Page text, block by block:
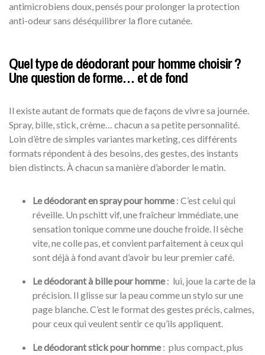
antimicrobiens doux, pensés pour prolonger la protection
anti-odeur sans déséquilibrer la flore cutanée.
Quel type de déodorant pour homme choisir ?
Une question de forme… et de fond
Il existe autant de formats que de façons de vivre sa journée.
Spray, bille, stick, crème… chacun a sa petite personnalité.
Loin d’être de simples variantes marketing, ces différents
formats répondent à des besoins, des gestes, des instants
bien distincts. À chacun sa manière d’aborder le matin.
Le déodorant en spray pour homme: C’est celui qui
réveille. Un pschitt vif, une fraîcheur immédiate, une
sensation tonique comme une douche froide. Il sèche
vite, ne colle pas, et convient parfaitement à ceux qui
sont déjà à fond avant d’avoir bu leur premier café.
Ledéodorant à bille pour homme: lui, joue la carte de la
précision. Il glisse sur la peau comme un stylo sur une
page blanche. C’est le format des gestes précis, calmes,
pour ceux qui veulent sentir ce qu’ils appliquent.
Le déodorant stick pour homme: plus compact, plus